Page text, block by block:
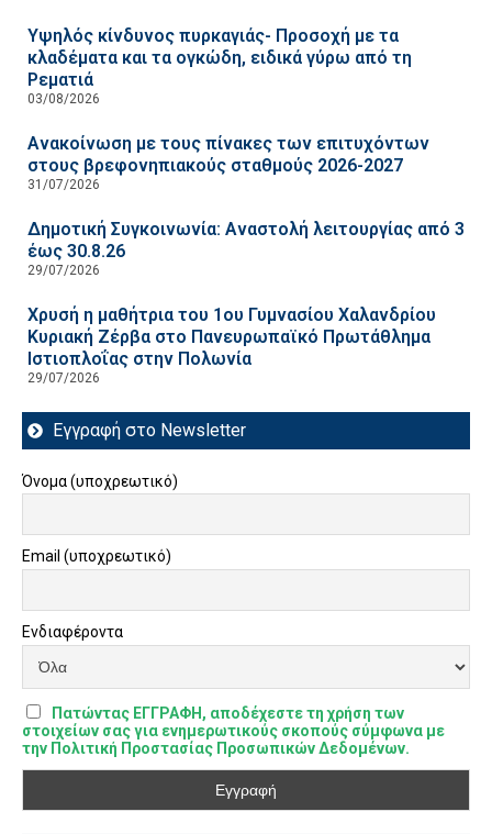
Υψηλός κίνδυνος πυρκαγιάς- Προσοχή με τα
κλαδέματα και τα ογκώδη, ειδικά γύρω από τη
Ρεματιά
03/08/2026
Ανακοίνωση με τους πίνακες των επιτυχόντων
στους βρεφονηπιακούς σταθμούς 2026-2027
31/07/2026
Δημοτική Συγκοινωνία: Αναστολή λειτουργίας από 3
έως 30.8.26
29/07/2026
Χρυσή η μαθήτρια του 1ου Γυμνασίου Χαλανδρίου
Κυριακή Ζέρβα στο Πανευρωπαϊκό Πρωτάθλημα
Ιστιοπλοΐας στην Πολωνία
29/07/2026
Εγγραφή στο Newsletter
Όνομα (υποχρεωτικό)
Email (υποχρεωτικό)
Ενδιαφέροντα
Πατώντας ΕΓΓΡΑΦΗ, αποδέχεστε τη χρήση των
στοιχείων σας για ενημερωτικούς σκοπούς σύμφωνα με
την Πολιτική Προστασίας Προσωπικών Δεδομένων.